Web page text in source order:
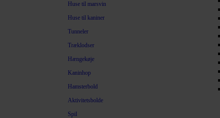
Huse til marsvin
Huse til kaniner
Tunneler
Træklodser
Hængekøje
Kaninhop
Hamsterbold
Aktivitetsbolde
Spil